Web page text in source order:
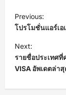
o
s
t
n
a
Previous:
โปรโมชั่นแอร์เอ
Next:
รายชื่อประเทศที่
VISA อัพเดตล่า